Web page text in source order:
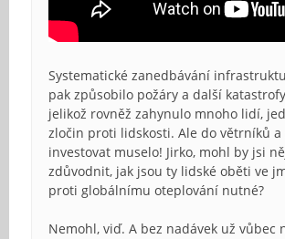
Systematické zanedbávání
pak způsobilo požáry a další
jelikož rovněž zahynulo mnoho lidí,
zločin proti lidskosti. Ale do větrníků a
investovat muselo! Jirko, mohl by jsi
zdůvodnit, jak jsou ty lidské oběti ve
proti globálnímu oteplování nutné?
Nemohl, viď. A bez nadávek už vůbec